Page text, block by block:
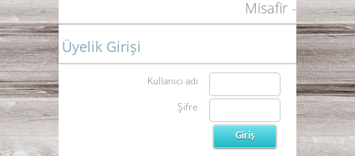
Misafir -
Üyelik Girişi
Kullanıcı adı
Şifre